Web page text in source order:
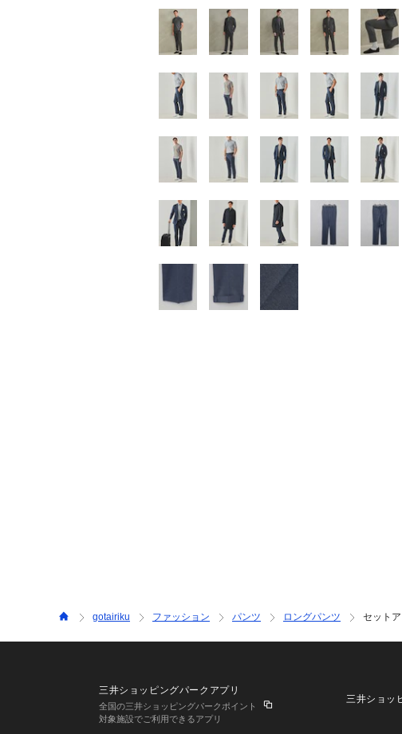
gotairiku ファッション パンツ ロングパンツ セット
三井ショッピングパークアプリ
全国の三井ショッピングパークポイント
対象施設でご利用できるアプリ
三井ショッ